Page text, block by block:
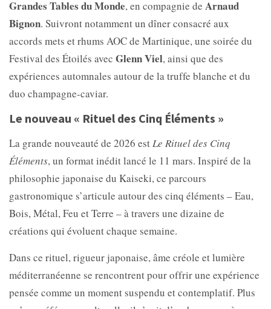
Grandes Tables du Monde, en compagnie de Arnaud
Bignon. Suivront notamment un dîner consacré aux
accords mets et rhums AOC de Martinique, une soirée du
Festival des Étoilés avec Glenn Viel, ainsi que des
expériences automnales autour de la truffe blanche et du
duo champagne-caviar.
Le nouveau « Rituel des Cinq Éléments »
La grande nouveauté de 2026 est Le Rituel des Cinq
Éléments, un format inédit lancé le 11 mars. Inspiré de la
philosophie japonaise du Kaiseki, ce parcours
gastronomique s’articule autour des cinq éléments – Eau,
Bois, Métal, Feu et Terre – à travers une dizaine de
créations qui évoluent chaque semaine.
Dans ce rituel, rigueur japonaise, âme créole et lumière
méditerranéenne se rencontrent pour offrir une expérience
pensée comme un moment suspendu et contemplatif. Plus